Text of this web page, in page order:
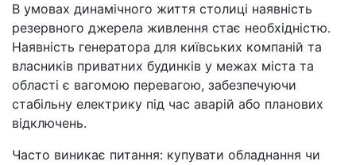
В умовах динамічного життя столиці наявність
резервного джерела живлення стає необхідністю.
Наявність генератора для київських компаній та
власників приватних будинків у межах міста та
області є вагомою перевагою, забезпечуючи
стабільну електрику під час аварій або планових
відключень.
Часто виникає питання: купувати обладнання чи